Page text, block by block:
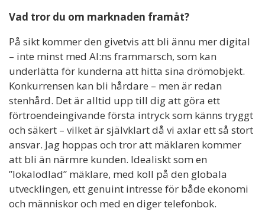
Vad tror du om marknaden framåt?
På sikt kommer den givetvis att bli ännu mer digital
– inte minst med AI:ns frammarsch, som kan
underlätta för kunderna att hitta sina drömobjekt.
Konkurrensen kan bli hårdare – men är redan
stenhård. Det är alltid upp till dig att göra ett
förtroendeingivande första intryck som känns tryggt
och säkert – vilket är självklart då vi axlar ett så stort
ansvar. Jag hoppas och tror att mäklaren kommer
att bli än närmre kunden. Idealiskt som en
”lokalodlad” mäklare, med koll på den globala
utvecklingen, ett genuint intresse för både ekonomi
och människor och med en diger telefonbok.